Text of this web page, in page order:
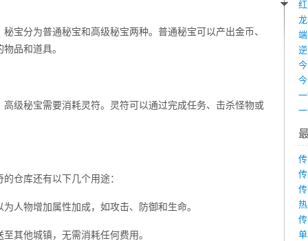
宝分为普通秘宝和高级秘宝两种。普通秘宝可以产出金币、
品和道具。
级秘宝需要消耗灵符。灵符可以通过完成任务、击杀怪物或
仓库还有以下几个用途：
人物增加属性加成，如攻击、防御和生命。
其他城镇，无需消耗任何费用。